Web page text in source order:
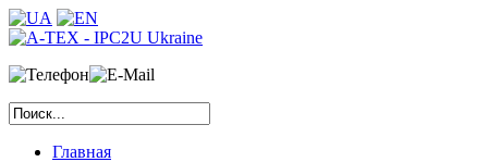
Главная